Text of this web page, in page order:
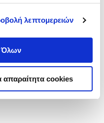
λεπτομερειών
Όλων
απαραίτητα cookies